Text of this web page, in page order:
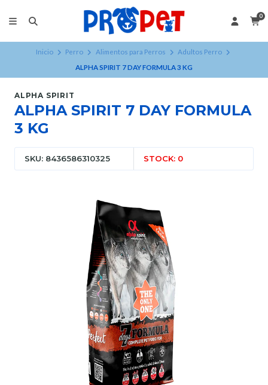
0
Inicio Perro Alimentos para Perros
Adultos Perro
ALPHA SPIRIT 7 DAY FORMULA 3 KG
ALPHA SPIRIT
ALPHA SPIRIT 7 DAY FORMULA
3 KG
SKU: 8436586310325 STOCK: 0